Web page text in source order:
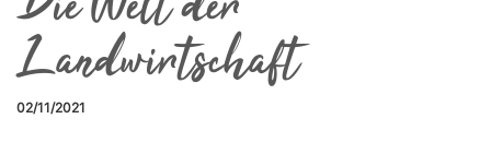
Landwirtschaft
02/11/2021